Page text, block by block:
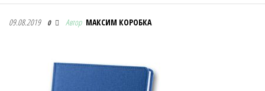
Первая Украинская Сувенирная Компания
09.08.2019 0 Автор МАКСИМ КОРОБКА